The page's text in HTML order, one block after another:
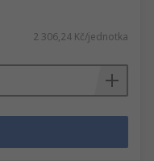
2 306,24 Kč/jednotka